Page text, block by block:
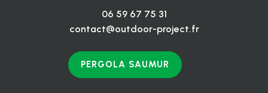
06 59 67 75 31
contact@outdoor-project.fr
PERGOLA SAUMUR